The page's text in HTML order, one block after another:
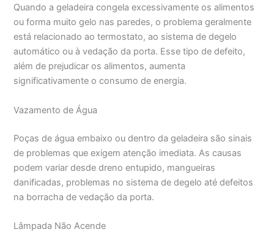
Quando a geladeira congela excessivamente os alimentos
ou forma muito gelo nas paredes, o problema geralmente
está relacionado ao termostato, ao sistema de degelo
automático ou à vedação da porta. Esse tipo de defeito,
além de prejudicar os alimentos, aumenta
significativamente o consumo de energia.
Vazamento de Água
Poças de água embaixo ou dentro da geladeira são sinais
de problemas que exigem atenção imediata. As causas
podem variar desde dreno entupido, mangueiras
danificadas, problemas no sistema de degelo até defeitos
na borracha de vedação da porta.
Lâmpada Não Acende